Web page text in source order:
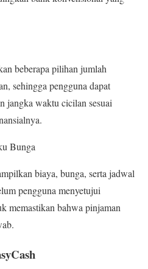
beberapa pilihan jumlah
sehingga pengguna dapat
jangka waktu cicilan sesuai
Bunga
biaya, bunga, serta jadwal
pengguna menyetujui
memastikan bahwa pinjaman